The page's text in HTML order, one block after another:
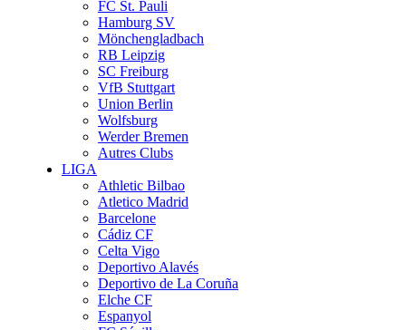
FC St. Pauli
Hamburg SV
Mönchengladbach
RB Leipzig
SC Freiburg
VfB Stuttgart
Union Berlin
Wolfsburg
Werder Bremen
Autres Clubs
LIGA
Athletic Bilbao
Atletico Madrid
Barcelone
Cádiz CF
Celta Vigo
Deportivo Alavés
Deportivo de La Coruña
Elche CF
Espanyol